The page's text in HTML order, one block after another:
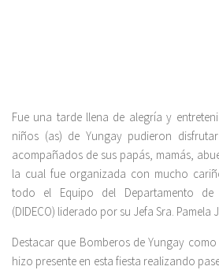
Fue una tarde llena de alegría y
niños (as) de Yungay pudieron
acompañados de sus papás, mamás,
la cual fue organizada con mucho
todo el Equipo del Departamento de
(DIDECO) liderado por su Jefa Sra. Pamela
Destacar que Bomberos de Yungay
hizo presente en esta fiesta realizando